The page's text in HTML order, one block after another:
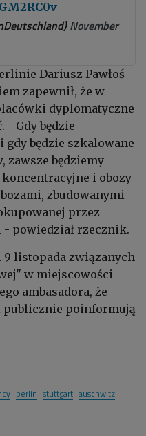
November
Dariusz Pawłoś
zapewnił, że w
dyplomatyczne
- Gdy będzie
będzie szkalowane
zawsze będziemy
koncentracyjne i obozy
zbudowanymi
przez
powiedział rzecznik.
listopada związanych
w miejscowości
ambasadora, że
publicznie poinformują
berlin stuttgart auschwitz